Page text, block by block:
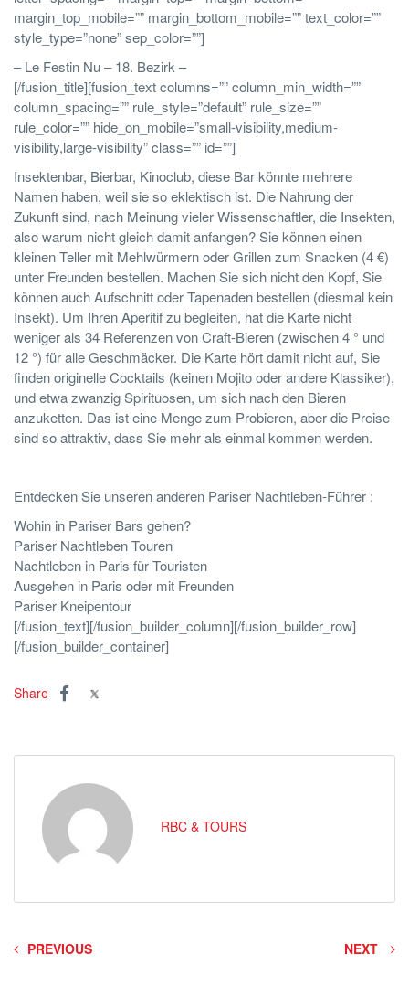
margin_top_mobile=”” margin_bottom_mobile=”” text_color=””
style_type=”none” sep_color=””]
– Le Festin Nu – 18. Bezirk –
[/fusion_title][fusion_text columns=”” column_min_width=””
column_spacing=”” rule_style=”default” rule_size=””
rule_color=”” hide_on_mobile=”small-visibility,medium-
visibility,large-visibility” class=”” id=””]
Insektenbar, Bierbar, Kinoclub, diese Bar könnte mehrere
Namen haben, weil sie so eklektisch ist. Die Nahrung der
Zukunft sind, nach Meinung vieler Wissenschaftler, die Insekten,
also warum nicht gleich damit anfangen? Sie können einen
kleinen Teller mit Mehlwürmern oder Grillen zum Snacken (4 €)
unter Freunden bestellen. Machen Sie sich nicht den Kopf, Sie
können auch Aufschnitt oder Tapenaden bestellen (diesmal kein
Insekt). Um Ihren Aperitif zu begleiten, hat die Karte nicht
weniger als 34 Referenzen von Craft-Bieren (zwischen 4 ° und
12 °) für alle Geschmäcker. Die Karte hört damit nicht auf, Sie
finden originelle Cocktails (keinen Mojito oder andere Klassiker),
und etwa zwanzig Spirituosen, um sich nach den Bieren
anzuketten. Das ist eine Menge zum Probieren, aber die Preise
sind so attraktiv, dass Sie mehr als einmal kommen werden.
Entdecken Sie unseren anderen Pariser Nachtleben-Führer :
Wohin in Pariser Bars gehen?
Pariser Nachtleben Touren
Nachtleben in Paris für Touristen
Ausgehen in Paris oder mit Freunden
Pariser Kneipentour
[/fusion_text][/fusion_builder_column][/fusion_builder_row]
[/fusion_builder_container]
Share
RBC & TOURS
PREVIOUS NEXT